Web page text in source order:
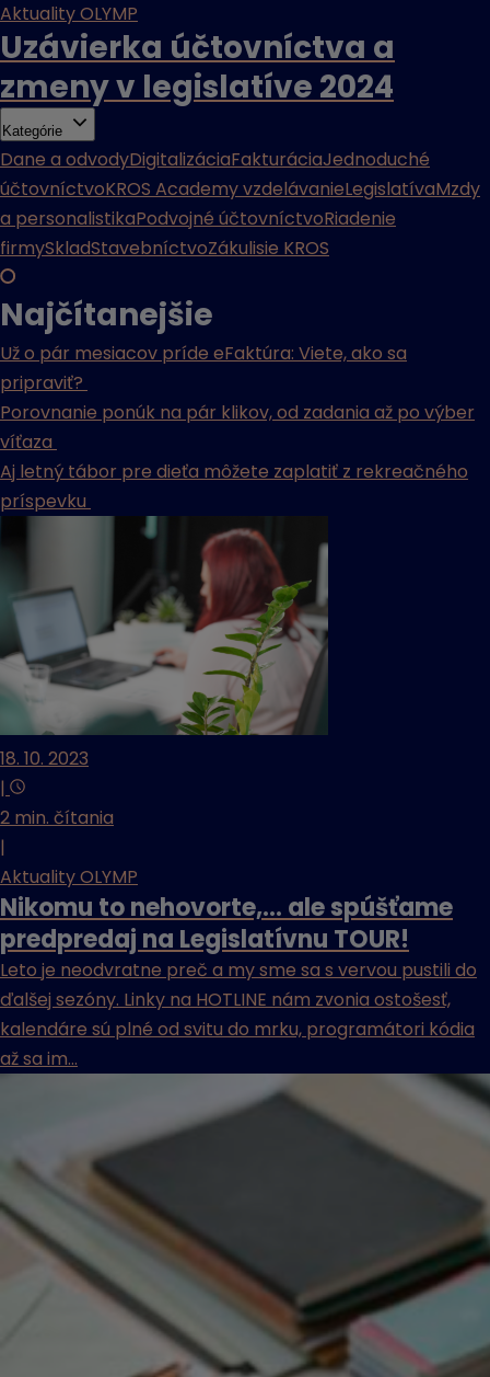
Aktuality OLYMP
Uzávierka účtovníctva a
zmeny v legislatíve 2024
Kategórie
Dane a odvodyDigitalizáciaFakturáciaJednoduché
účtovníctvoKROS Academy vzdelávanieLegislatívaMzdy
a personalistikaPodvojné účtovníctvoRiadenie
firmySkladStavebníctvoZákulisie KROS
Najčítanejšie
Už o pár mesiacov príde eFaktúra: Viete, ako sa
pripraviť?
Porovnanie ponúk na pár klikov, od zadania až po výber
víťaza
Aj letný tábor pre dieťa môžete zaplatiť z rekreačného
príspevku
18. 10. 2023
|
2 min. čítania
|
Aktuality OLYMP
Nikomu to nehovorte,… ale spúšťame
predpredaj na Legislatívnu TOUR!
Leto je neodvratne preč a my sme sa s vervou pustili do
ďalšej sezóny. Linky na HOTLINE nám zvonia ostošesť,
kalendáre sú plné od svitu do mrku, programátori kódia
až sa im...